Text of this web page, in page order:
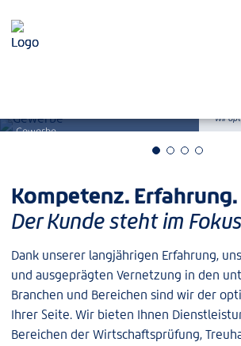
Gewerbe
Wir
Kompetenz.
Der Kunde steht im Fokus
Dank unserer langjährigen Erfahrung,
und ausgeprägten Vernetzung in den
Branchen und Bereichen sind wir der
Ihrer Seite. Wir bieten Ihnen
Bereichen der Wirtschaftsprüfung,